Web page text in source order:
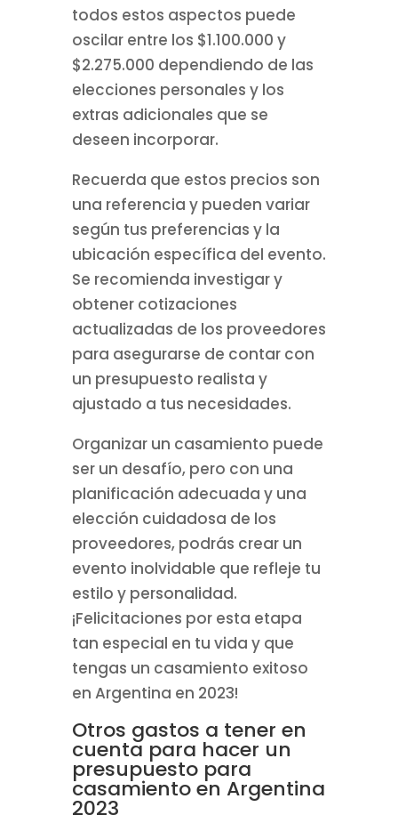
todos estos aspectos puede
oscilar entre los $1.100.000 y
$2.275.000 dependiendo de las
elecciones personales y los
extras adicionales que se
deseen incorporar.
Recuerda que estos precios son
una referencia y pueden variar
según tus preferencias y la
ubicación específica del evento.
Se recomienda investigar y
obtener cotizaciones
actualizadas de los proveedores
para asegurarse de contar con
un presupuesto realista y
ajustado a tus necesidades.
Organizar un casamiento puede
ser un desafío, pero con una
planificación adecuada y una
elección cuidadosa de los
proveedores, podrás crear un
evento inolvidable que refleje tu
estilo y personalidad.
¡Felicitaciones por esta etapa
tan especial en tu vida y que
tengas un casamiento exitoso
en Argentina en 2023!
Otros gastos a tener en
cuenta para hacer un
presupuesto para
casamiento en Argentina
2023